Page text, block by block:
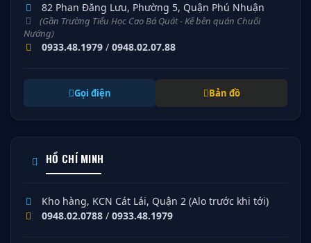
82 Phan Đăng Lưu, Phường 5, Quận Phú Nhuận
(Gần Trường Tiểu Học Cao Bá Quát - Kế bên quán Chuối
Nướng)
0933.48.1979 / 0948.02.07.88
Gọi điện Bản đồ
HỒ CHÍ MINH
Kho hàng, KCN Cát Lái, Quận 2 (Alo trước khi tới)
0948.02.0788 / 0933.48.1979